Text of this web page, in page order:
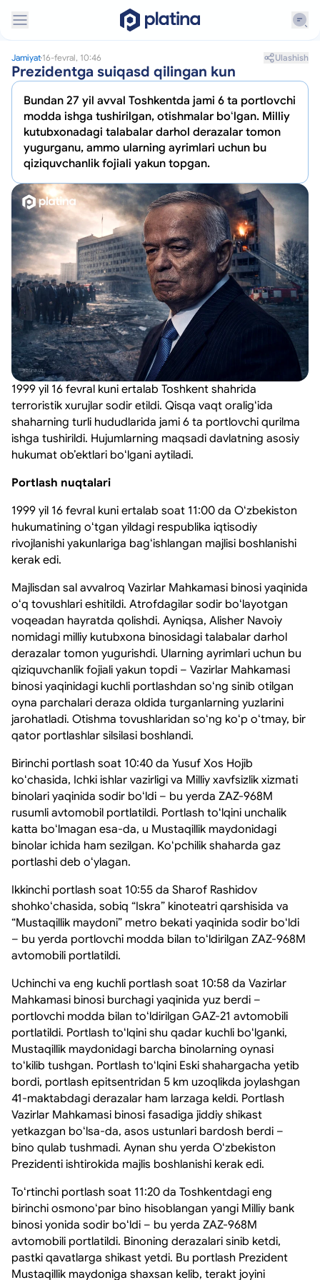
Jamiyat 16-fevral, 10:46 Ulashish
Prezidentga suiqasd qilingan kun
Bundan 27 yil avval Toshkentda jami 6 ta portlovchi
modda ishga tushirilgan, otishmalar boʻlgan. Milliy
kutubxonadagi talabalar darhol derazalar tomon
yugurganu, ammo ularning ayrimlari uchun bu
qiziquvchanlik fojiali yakun topgan.
1999 yil 16 fevral kuni ertalab Toshkent shahrida
terroristik xurujlar sodir etildi. Qisqa vaqt oraligʻida
shaharning turli hududlarida jami 6 ta portlovchi qurilma
ishga tushirildi. Hujumlarning maqsadi davlatning asosiy
hukumat obʼektlari boʻlgani aytiladi.
Portlash nuqtalari
1999 yil 16 fevral kuni ertalab soat 11:00 da Oʻzbekiston
hukumatining oʻtgan yildagi respublika iqtisodiy
rivojlanishi yakunlariga bagʻishlangan majlisi boshlanishi
kerak edi.
Majlisdan sal avvalroq Vazirlar Mahkamasi binosi yaqinida
oʻq tovushlari eshitildi. Atrofdagilar sodir boʻlayotgan
voqeadan hayratda qolishdi. Ayniqsa, Alisher Navoiy
nomidagi milliy kutubxona binosidagi talabalar darhol
derazalar tomon yugurishdi. Ularning ayrimlari uchun bu
qiziquvchanlik fojiali yakun topdi – Vazirlar Mahkamasi
binosi yaqinidagi kuchli portlashdan soʻng sinib otilgan
oyna parchalari deraza oldida turganlarning yuzlarini
jarohatladi. Otishma tovushlaridan soʻng koʻp oʻtmay, bir
qator portlashlar silsilasi boshlandi.
Birinchi portlash soat 10:40 da Yusuf Xos Hojib
koʻchasida, Ichki ishlar vazirligi va Milliy xavfsizlik xizmati
binolari yaqinida sodir boʻldi – bu yerda ZAZ-968M
rusumli avtomobil portlatildi. Portlash toʻlqini unchalik
katta boʻlmagan esa-da, u Mustaqillik maydonidagi
binolar ichida ham sezilgan. Koʻpchilik shaharda gaz
portlashi deb oʻylagan.
Ikkinchi portlash soat 10:55 da Sharof Rashidov
shohkoʻchasida, sobiq “Iskra” kinoteatri qarshisida va
“Mustaqillik maydoni” metro bekati yaqinida sodir boʻldi
– bu yerda portlovchi modda bilan toʻldirilgan ZAZ-968M
avtomobili portlatildi.
Uchinchi va eng kuchli portlash soat 10:58 da Vazirlar
Mahkamasi binosi burchagi yaqinida yuz berdi –
portlovchi modda bilan toʻldirilgan GAZ-21 avtomobili
portlatildi. Portlash toʻlqini shu qadar kuchli boʻlganki,
Mustaqillik maydonidagi barcha binolarning oynasi
toʻkilib tushgan. Portlash toʻlqini Eski shahargacha yetib
bordi, portlash epitsentridan 5 km uzoqlikda joylashgan
41-maktabdagi derazalar ham larzaga keldi. Portlash
Vazirlar Mahkamasi binosi fasadiga jiddiy shikast
yetkazgan boʻlsa-da, asos ustunlari bardosh berdi –
bino qulab tushmadi. Aynan shu yerda Oʻzbekiston
Prezidenti ishtirokida majlis boshlanishi kerak edi.
Toʻrtinchi portlash soat 11:20 da Toshkentdagi eng
birinchi osmonoʻpar bino hisoblangan yangi Milliy bank
binosi yonida sodir boʻldi – bu yerda ZAZ-968M
avtomobili portlatildi. Binoning derazalari sinib ketdi,
pastki qavatlarga shikast yetdi. Bu portlash Prezident
Mustaqillik maydoniga shaxsan kelib, terakt joyini